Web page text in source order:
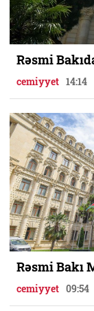
Rəsmi
cemiyyet 14:14
Rəsmi Bakı
cemiyyet 09:54